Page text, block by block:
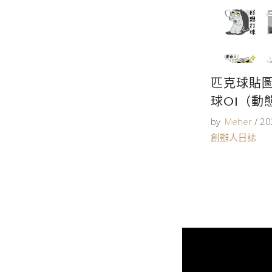
匹克球貼
球01（動
by Meher
創辦人日誌